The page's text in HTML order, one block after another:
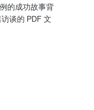
的成功故事背
谈的 PDF 文